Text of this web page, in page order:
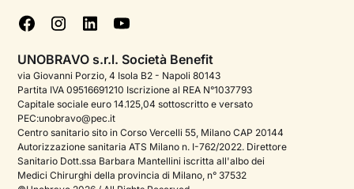
Podcast di psicologia
Corporate
Psicologo italiano all'estero
Approfondimenti sulla salute mentale
Cookie policy
Gestisci cookie
UNOBRAVO s.r.l. Società Benefit
via Giovanni Porzio, 4 Isola B2 - Napoli 80143
Partita IVA 09516691210 Iscrizione al REA N°1037793
Capitale sociale euro 14.125,04 sottoscritto e versato
PEC:unobravo@pec.it
Centro sanitario sito in Corso Vercelli 55, Milano CAP 20144
Autorizzazione sanitaria ATS Milano n. I-762/2022. Direttore
Sanitario Dott.ssa Barbara Mantellini iscritta all'albo dei
Medici Chirurghi della provincia di Milano, n° 37532